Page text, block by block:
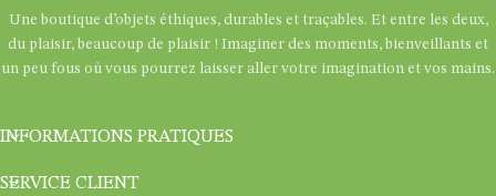
Une boutique d’objets éthiques, durables et traçables. Et entre les deux,
du plaisir, beaucoup de plaisir ! Imaginer des moments, bienveillants et
un peu fous où vous pourrez laisser aller votre imagination et vos mains.
INFORMATIONS PRATIQUES
SERVICE CLIENT